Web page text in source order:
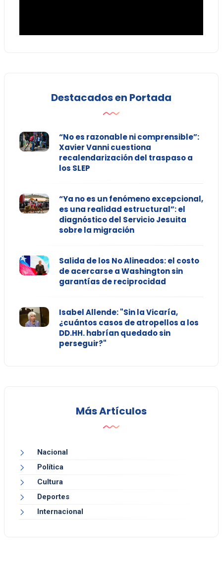
Destacados en Portada
“No es razonable ni comprensible”:
Xavier Vanni cuestiona
recalendarización del traspaso a
los SLEP
“Ya no es un fenómeno excepcional,
es una realidad estructural”: el
diagnóstico del Servicio Jesuita
sobre la migración
Salida de los No Alineados: el costo
de acercarse a Washington sin
garantías de reciprocidad
Isabel Allende: "Sin la Vicaría,
¿cuántos casos de atropellos a los
DD.HH. habrían quedado sin
perseguir?"
Más Artículos
Nacional
Política
Cultura
Deportes
Internacional